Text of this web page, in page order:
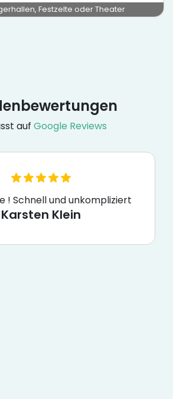
Festzelte oder Theater
auf Google Reviews
! Schnell und unkompliziert
Karsten Klein